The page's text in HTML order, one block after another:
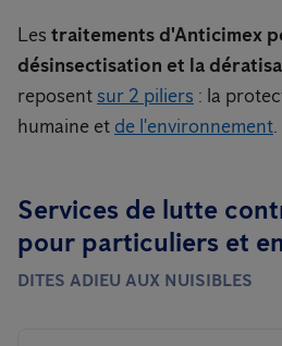
Les traitements d'Anticimex
désinsectisation et la
reposentsur 2 piliers : la
humaine et de l'environnement.
Services de lutte
pour particuliers et
DITES ADIEU AUX NUISIBLES